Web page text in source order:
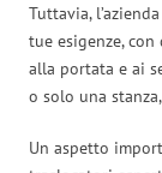
Tuttavia,
tue esigenze,
alla portata e ai
o solo una
Un aspetto